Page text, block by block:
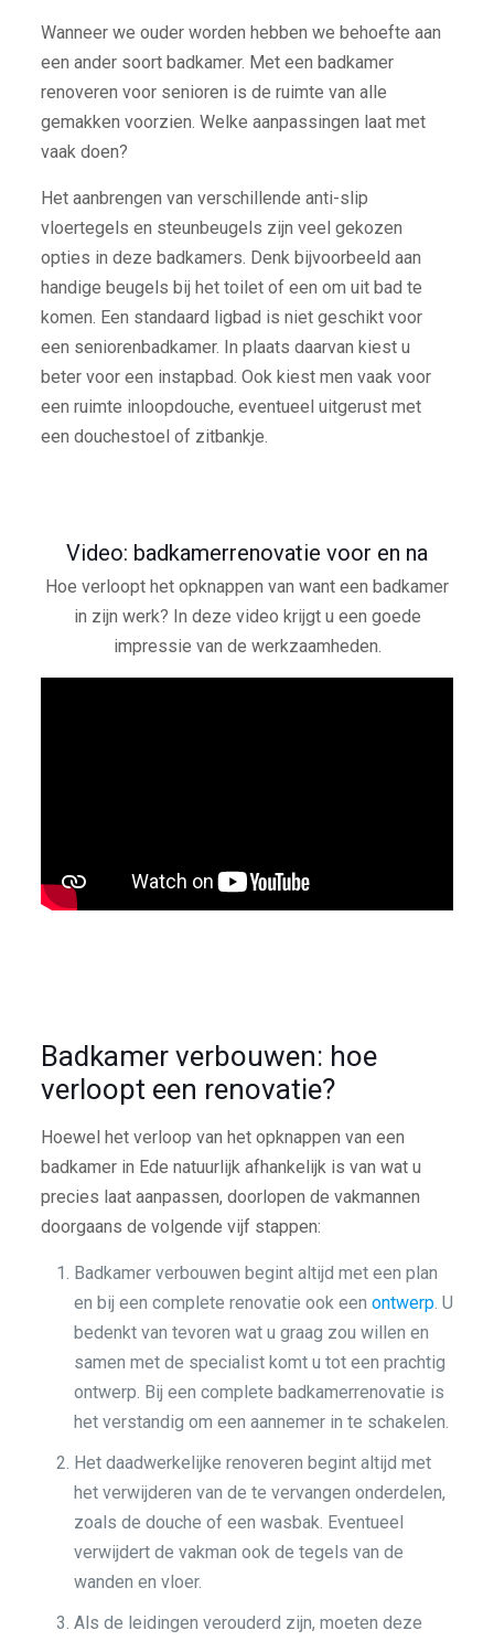
Wanneer we ouder worden hebben we behoefte aan
een ander soort badkamer. Met een badkamer
renoveren voor senioren is de ruimte van alle
gemakken voorzien. Welke aanpassingen laat met
vaak doen?
Het aanbrengen van verschillende anti-slip
vloertegels en steunbeugels zijn veel gekozen
opties in deze badkamers. Denk bijvoorbeeld aan
handige beugels bij het toilet of een om uit bad te
komen. Een standaard ligbad is niet geschikt voor
een seniorenbadkamer. In plaats daarvan kiest u
beter voor een instapbad. Ook kiest men vaak voor
een ruimte inloopdouche, eventueel uitgerust met
een douchestoel of zitbankje.
Video: badkamerrenovatie voor en na
Hoe verloopt het opknappen van want een badkamer
in zijn werk? In deze video krijgt u een goede
impressie van de werkzaamheden.
Badkamer verbouwen: hoe
verloopt een renovatie?
Hoewel het verloop van het opknappen van een
badkamer in Ede natuurlijk afhankelijk is van wat u
precies laat aanpassen, doorlopen de vakmannen
doorgaans de volgende vijf stappen:
Badkamer verbouwen begint altijd met een plan
en bij een complete renovatie ook een ontwerp. U
bedenkt van tevoren wat u graag zou willen en
samen met de specialist komt u tot een prachtig
ontwerp. Bij een complete badkamerrenovatie is
het verstandig om een aannemer in te schakelen.
Het daadwerkelijke renoveren begint altijd met
het verwijderen van de te vervangen onderdelen,
zoals de douche of een wasbak. Eventueel
verwijdert de vakman ook de tegels van de
wanden en vloer.
Als de leidingen verouderd zijn, moeten deze